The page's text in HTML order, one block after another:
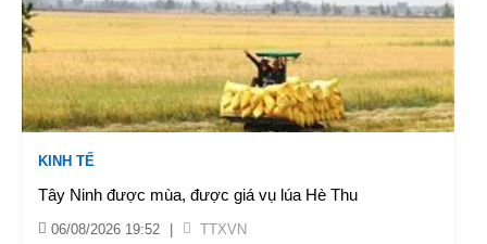
KINH TẾ
Tây Ninh được mùa, được giá vụ lúa Hè Thu
06/08/2026 19:52 TTXVN